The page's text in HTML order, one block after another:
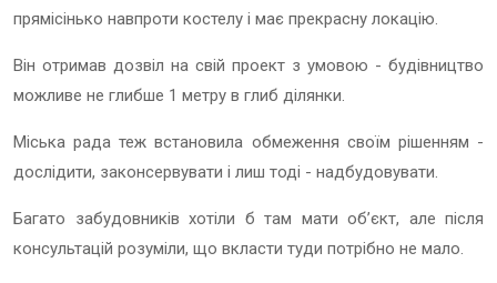
прямісінько навпроти костелу і має прекрасну локацію.
Він отримав дозвіл на свій проект з умовою - будівництво
можливе не глибше 1 метру в глиб ділянки.
Міська рада теж встановила обмеження своїм рішенням -
дослідити, законсервувати і лиш тоді - надбудовувати.
Багато забудовників хотіли б там мати обʼєкт, але після
консультацій розуміли, що вкласти туди потрібно не мало.